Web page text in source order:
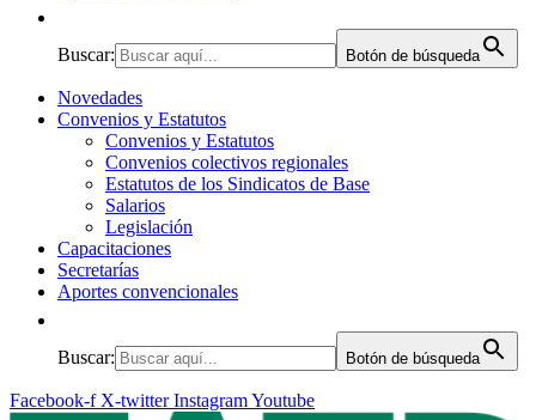
Buscar: Botón de búsqueda
Novedades
Convenios y Estatutos
Convenios y Estatutos
Convenios colectivos regionales
Estatutos de los Sindicatos de Base
Salarios
Legislación
Capacitaciones
Secretarías
Aportes convencionales
Buscar: Botón de búsqueda
Facebook-f X-twitter InstagramYoutube